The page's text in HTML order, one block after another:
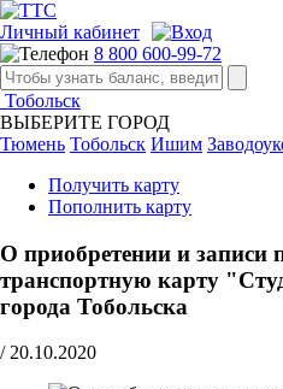
Личный кабинет
8 800 600-99-72
Тобольск
ВЫБЕРИТЕ ГОРОД
Тюмень Тобольск Ишим
Получить карту
Пополнить карту
О приобретении и записи
транспортную карту
города Тобольска
/ 20.10.2020